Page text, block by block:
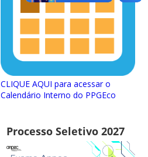
CLIQUE AQUI para acessar o
Calendário Interno do PPGEco
Processo Seletivo 2027